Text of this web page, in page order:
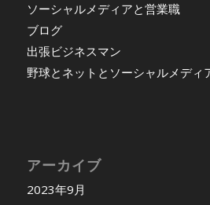
ソーシャルメディアと営業職
ブログ
出張ビジネスマン
野球とネットとソーシャルメディ
アーカイブ
2023年9月